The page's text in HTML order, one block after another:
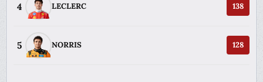
4 LECLERC 138
5 NORRIS 128